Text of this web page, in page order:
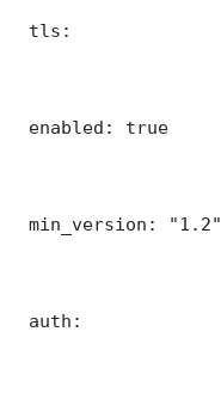
tls:
enabled: true
min_version: "1.2"
auth: